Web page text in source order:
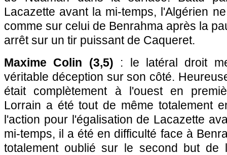
Lacazette avant la mi-temps, l'Algérien
comme sur celui de Benrahma après la
arrêt sur un tir puissant de Caqueret.
Maxime Colin (3,5) : le latéral droit
véritable déception sur son côté.
était complètement à l'ouest en
Lorrain a été tout de même totalement
l'action pour l'égalisation de Lacazette
mi-temps, il a été en difficulté face à
totalement oublié sur le second but de